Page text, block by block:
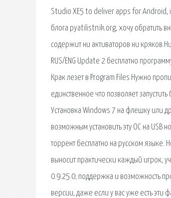
Studio XE5 to deliver apps for Android,
блога pyatilistnik.org, хочу обратить
содержит ни активаторов ни
RUS/ENG Update 2 бесплатно
Крак лезет в Program Files Нужно
единственное что позволяет
Установка Windows 7 на флешку или
возможным установить эту ОС на USB
торрент бесплатно на русском
выносит практически каждый игрок,
0.9.25.0; поддержка и возможность
версии, даже если у вас уже есть эти